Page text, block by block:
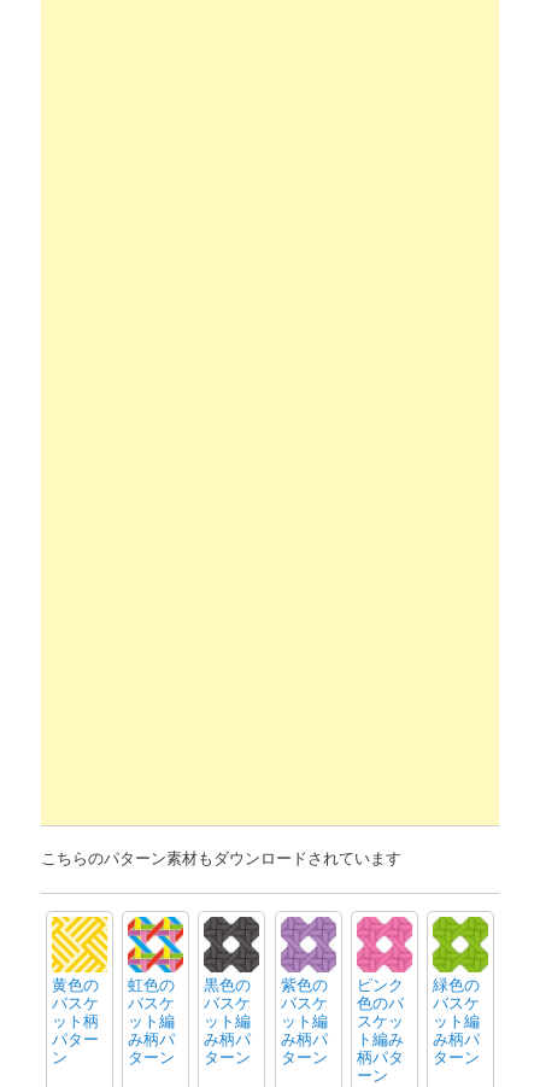
こちらのパターン素材もダウンロードされています
黄色の
バスケ
ット柄
パター
ン
虹色の
バスケ
ット編
み柄パ
ターン
黒色の
バスケ
ット編
み柄パ
ターン
紫色の
バスケ
ット編
み柄パ
ターン
ピンク
色のバ
スケッ
ト編み
柄パタ
ーン
緑色の
バスケ
ット編
み柄パ
ターン